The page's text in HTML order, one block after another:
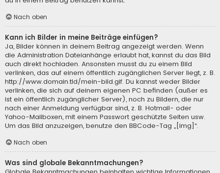
Nach oben
Kann ich Bilder in meine Beiträge einfügen?
Ja, Bilder können in deinem Beitrag angezeigt werden. Wenn
die Administration Dateianhänge erlaubt hat, kannst du das Bild
auch direkt hochladen. Ansonsten musst du zu einem Bild
verlinken, das auf einem öffentlich zugänglichen Server liegt, z. B.
http://www.domain.tld/mein-bild.gif. Du kannst weder Bilder
verlinken, die sich auf deinem eigenen PC befinden (außer es
ist ein öffentlich zugänglicher Server), noch zu Bildern, die nur
nach einer Anmeldung verfügbar sind, z. B. Hotmail- oder
Yahoo-Mailboxen, mit einem Passwort geschützte Seiten usw.
Um das Bild anzuzeigen, benutze den BBCode-Tag „[img]“.
Nach oben
Was sind globale Bekanntmachungen?